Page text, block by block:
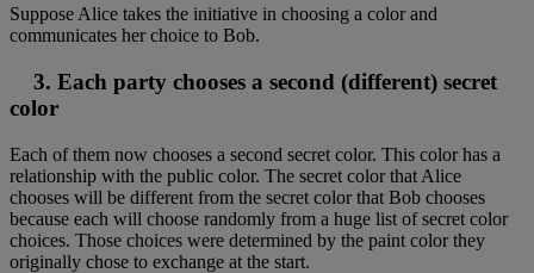
Suppose Alice takes the initiative in choosing a color and
communicates her choice to Bob.
3. Each party chooses a second (different) secret
color
Each of them now chooses a second secret color. This color has a
relationship with the public color. The secret color that Alice
chooses will be different from the secret color that Bob chooses
because each will choose randomly from a huge list of secret color
choices. Those choices were determined by the paint color they
originally chose to exchange at the start.